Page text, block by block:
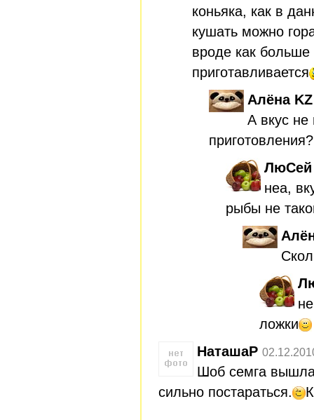
коньяка, как в
кушать можно
вроде как больше
приготавливается
Алёна KZ
А вкус не
приготовления?
ЛюСей
неа,
рыбы не
ложки
НаташаР
Шоб семга
сильно постараться.